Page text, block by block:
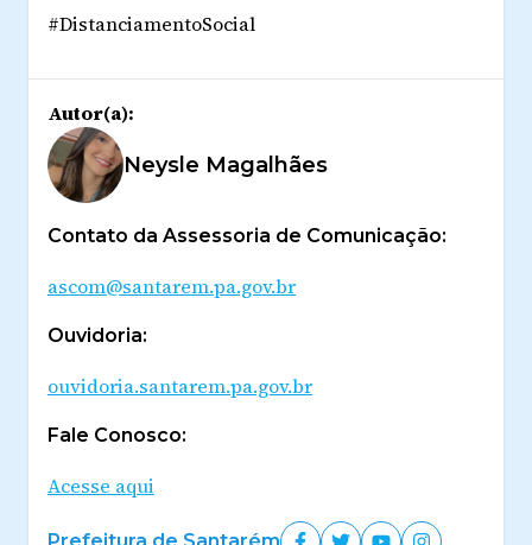
#DistanciamentoSocial
Autor(a):
Neysle Magalhães
Contato da Assessoria de Comunicação:
ascom@santarem.pa.gov.br
Ouvidoria:
ouvidoria.santarem.pa.gov.br
Fale Conosco:
Acesse aqui